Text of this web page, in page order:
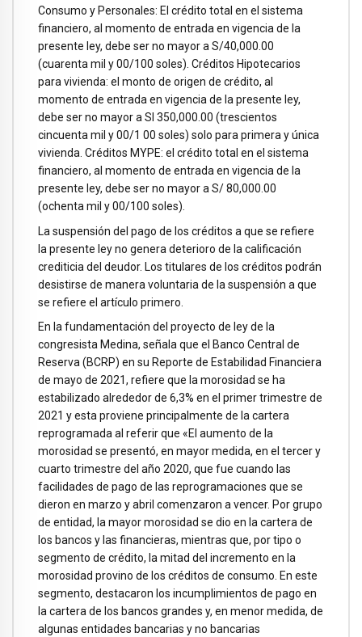
Consumo y Personales: El crédito total en el sistema
financiero, al momento de entrada en vigencia de la
presente ley, debe ser no mayor a S/40,000.00
(cuarenta mil y 00/100 soles). Créditos Hipotecarios
para vivienda: el monto de origen de crédito, al
momento de entrada en vigencia de la presente ley,
debe ser no mayor a SI 350,000.00 (trescientos
cincuenta mil y 00/1 00 soles) solo para primera y única
vivienda. Créditos MYPE: el crédito total en el sistema
financiero, al momento de entrada en vigencia de la
presente ley, debe ser no mayor a S/ 80,000.00
(ochenta mil y 00/100 soles).
La suspensión del pago de los créditos a que se refiere
la presente ley no genera deterioro de la calificación
crediticia del deudor. Los titulares de los créditos podrán
desistirse de manera voluntaria de la suspensión a que
se refiere el artículo primero.
En la fundamentación del proyecto de ley de la
congresista Medina, señala que el Banco Central de
Reserva (BCRP) en su Reporte de Estabilidad Financiera
de mayo de 2021, refiere que la morosidad se ha
estabilizado alrededor de 6,3% en el primer trimestre de
2021 y esta proviene principalmente de la cartera
reprogramada al referir que «El aumento de la
morosidad se presentó, en mayor medida, en el tercer y
cuarto trimestre del año 2020, que fue cuando las
facilidades de pago de las reprogramaciones que se
dieron en marzo y abril comenzaron a vencer. Por grupo
de entidad, la mayor morosidad se dio en la cartera de
los bancos y las financieras, mientras que, por tipo o
segmento de crédito, la mitad del incremento en la
morosidad provino de los créditos de consumo. En este
segmento, destacaron los incumplimientos de pago en
la cartera de los bancos grandes y, en menor medida, de
algunas entidades bancarias y no bancarias